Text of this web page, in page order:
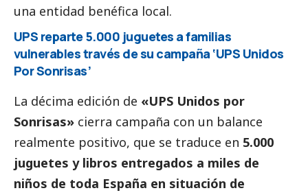
una entidad benéfica local.
UPS reparte 5.000 juguetes a familias
vulnerables través de su campaña ‘UPS Unidos
Por Sonrisas’
La décima edición de «UPS Unidos por
Sonrisas» cierra campaña con un balance
realmente positivo, que se traduce en 5.000
juguetes y libros entregados a miles de
niños de toda España en situación de